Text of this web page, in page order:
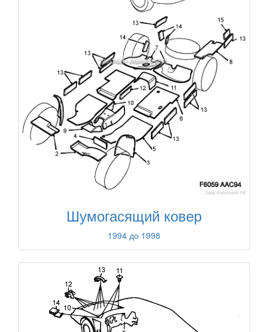
Шумогасящий ковер
1994 до 1998